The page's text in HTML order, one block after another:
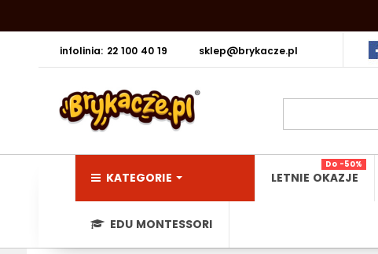
infolinia: 22 100 40 19 sklep@brykacze.pl
KATEGORIE LETNIE OKAZJE
Do -50%
EDU MONTESSORI